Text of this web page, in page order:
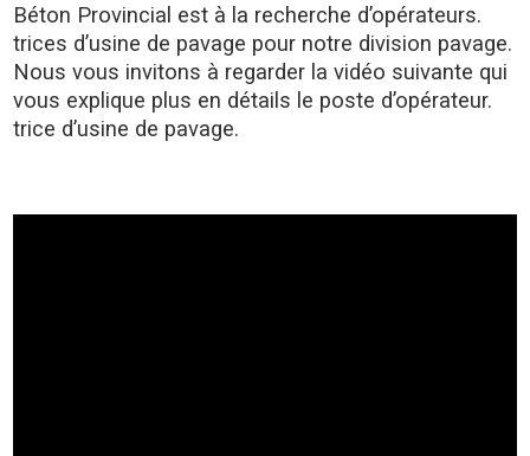
Béton Provincial est à la recherche d’opérateurs.
trices d’usine de pavage pour notre division pavage.
Nous vous invitons à regarder la vidéo suivante qui
vous explique plus en détails le poste d’opérateur.
trice d’usine de pavage.